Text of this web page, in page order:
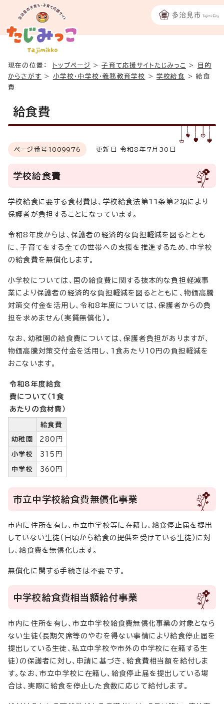
現在の位置： トップページ >子育て応援サイトたじみっこ >
目的
からさがす > 小学校・中学校・義務教育学校 >学校給食 >給食
費
給食費
ページ番号 1009976 更新日 令和8年7月30日
学校給食費
学校給食に要する食材費は、学校給食法第11条第2項により
保護者が負担することになっています。
令和8年度からは、保護者の経済的な負担軽減を図るととも
に、子育てをする全ての世帯への支援を推進するため、中学校
の給食費を無償化します。
小学校については、国の給食費に関する抜本的な負担軽減事
業により保護者の経済的な負担軽減を図るとともに、物価高騰
対策交付金を活用し、令和8年度については、保護者からの負
担を求めません（実質無償化）。
なお、幼稚園の給食費については、保護者負担がありますが、
物価高騰対策交付金を活用し、1食あたり10円の負担軽減を
おこないます。
令和8年度給食
費について（1食
あたりの食材費）
給食費
幼稚園 280円
小学校 315円
中学校 360円
市立中学校給食費無償化事業
市内に住所を有し、市立中学校等に在籍し、給食停止届を提出
していない生徒（日頃から給食の提供を受けている生徒）に対
し、給食費を無償化します。
無償化に関する手続きは不要です。
中学校給食費相当額給付事業
市内に住所を有し、市立中学校給食費無償化事業の対象となら
ない生徒（長期欠席等のやむを得ない事情により給食停止届を
提出している生徒、私立中学校や市外の中学校に在籍する生
徒）の保護者に対し、申請に基づき、給食費相当額を給付しま
す。なお、市立中学校に在籍し、給食停止届を提出している場
合は、実際に給食を停止した食数に応じて給付します。